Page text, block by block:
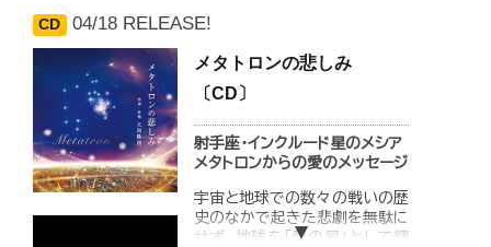
CD 04/18 RELEASE!
メタトロンの悲しみ
〔CD〕
射手座・インクルード星のメシア
メタトロンからの愛のメッセージ
宇宙と地球での数々の戦いの歴
史のなかで起きた悲劇を無駄に
せず、地球を「愛の星」として輝